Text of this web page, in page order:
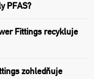
PFAS?
Fittings recykluje
zohledňuje